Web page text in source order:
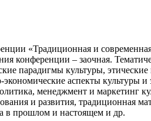
«Традиционная и современная
конференции – заочная.
парадигмы культуры, этические
аспекты культуры и
менеджмент и маркетинг
и развития, традиционная
в прошлом и настоящем и др.